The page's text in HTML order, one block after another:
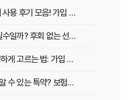
운전자보험비교사이트, 실제 사용 후기 모음! 가입 전 반드시 봐야 할 꿀팁
운전자보험비교사이트, 왜 필수일까? 후회 없는 선택을 위한 3가지 핵심 질문
운전자보험 비교사이트 현명하게 고르는 법: 가입 전 놓치지 말아야 할 체크리스트
운전자보험비교사이트로만 알 수 있는 특약? 보험료 절감 비법 공개